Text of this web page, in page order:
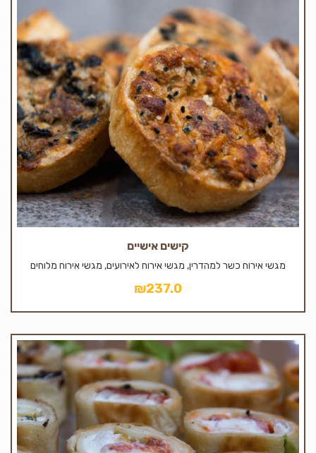
קישים אישיים
מגשי אירוח כשר למהדרין, מגשי אירוח לאירועים, מגשי אירוח מלוחים
₪237.0